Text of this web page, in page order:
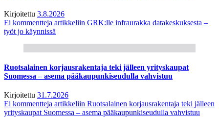
Kirjoitettu 3.8.2026
Ei kommentteja artikkeliin GRK:lle infraurakka datakeskuksesta –
työt jo käynnissä
Ruotsalainen korjausrakentaja teki jälleen yrityskaupat
Suomessa – asema pääkaupunkiseudulla vahvistuu
Kirjoitettu 31.7.2026
Ei kommentteja artikkeliin Ruotsalainen korjausrakentaja teki jälleen
yrityskaupat Suomessa – asema pääkaupunkiseudulla vahvistuu